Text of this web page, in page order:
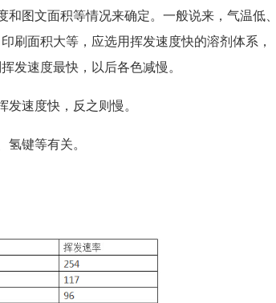
图文面积等情况来确定。一般说来，气温低、
刷面积大等，应选用挥发速度快的溶剂体系，
发速度最快，以后各色减慢。
速度快，反之则慢。
键等有关。